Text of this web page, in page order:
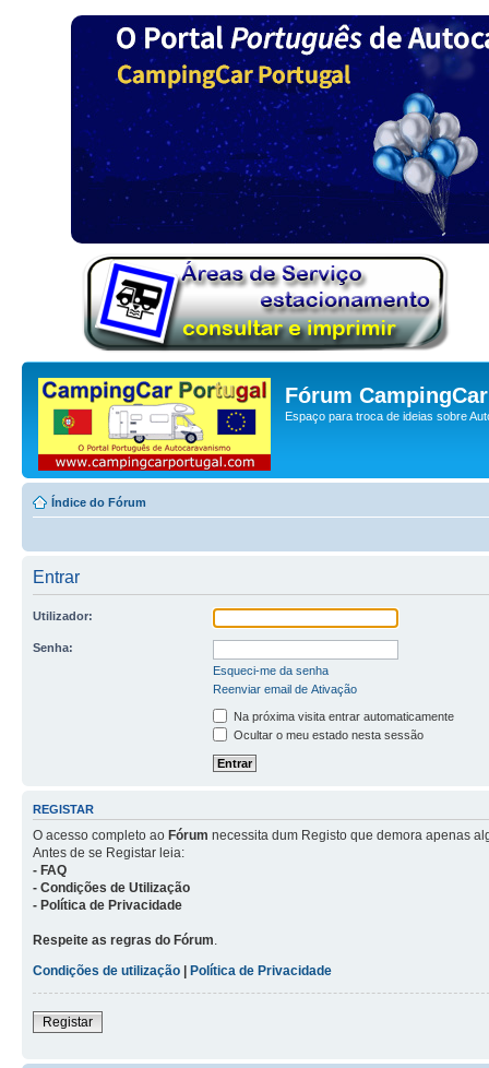
Fórum
Espaço para troca de ideias sobre
Índice do Fórum
Entrar
Utilizador:
Senha:
Esqueci-me da senha
Reenviar email de Ativação
Na próxima visita entrar automaticamente
Ocultar o meu estado nesta sessão
REGISTAR
O acesso completo ao Fórum necessita dum Registo que demora apenas
Antes de se Registar leia:
- FAQ
- Condições de Utilização
- Política de Privacidade
Respeite as regras do Fórum
Condições de utilização | Política de Privacidade
Registar